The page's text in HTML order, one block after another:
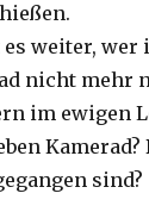
weiter, wer
nicht mehr
im ewigen
Kamerad?
sind?